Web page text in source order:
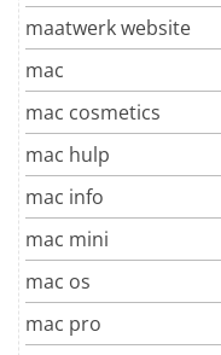
maatwerk website
mac
mac cosmetics
mac hulp
mac info
mac mini
mac os
mac pro